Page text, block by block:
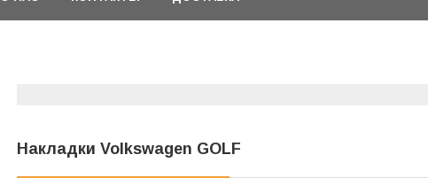
Накладки Volkswagen GOLF